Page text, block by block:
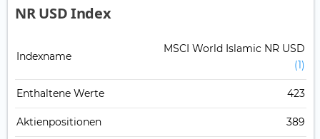
NR USD Index
Indexname
MSCI World Islamic NR USD
(1)
Enthaltene Werte 423
Aktienpositionen 389